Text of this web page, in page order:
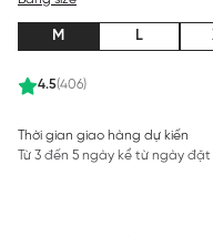
4.5(406)
M L
Thời gian giao hàng dự kiến
Từ 3 đến 5 ngày kể từ ngày